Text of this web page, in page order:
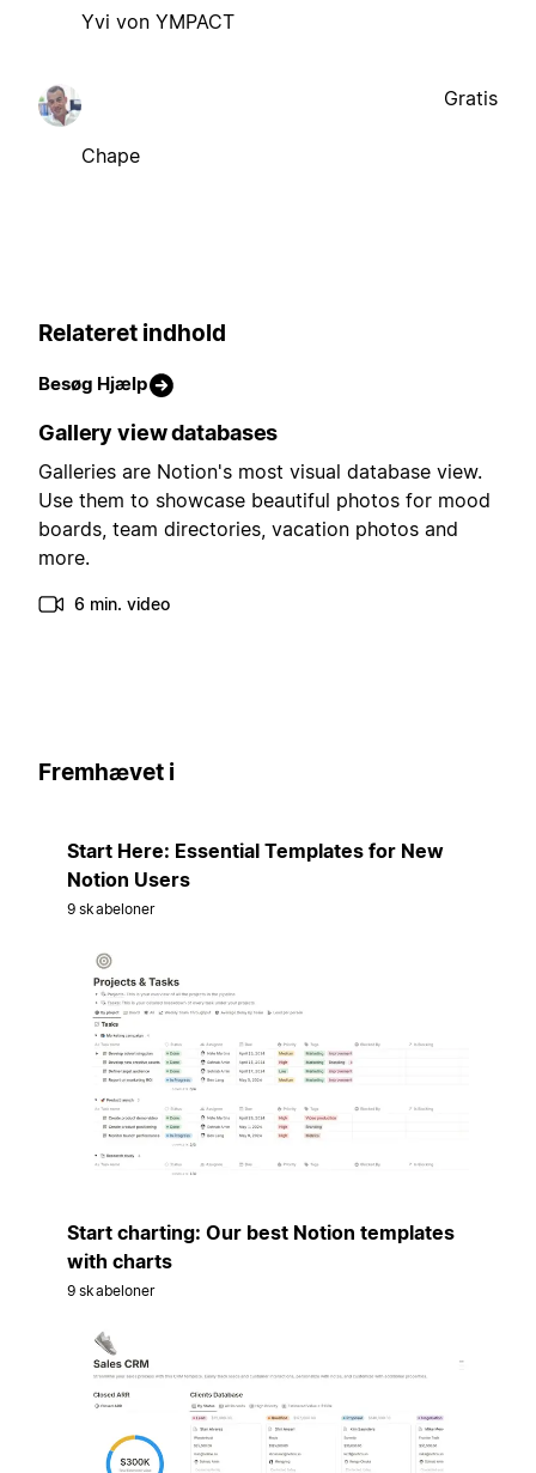
Yvi von YMPACT
Chape
Gratis
Relateret indhold
Besøg Hjælp
Gallery view databases
Galleries are Notion's most visual database view.
Use them to showcase beautiful photos for mood
boards, team directories, vacation photos and
more.
6 min. video
Fremhævet i
Start Here: Essential Templates for New
Notion Users
9 skabeloner
Start charting: Our best Notion templates
with charts
9 skabeloner